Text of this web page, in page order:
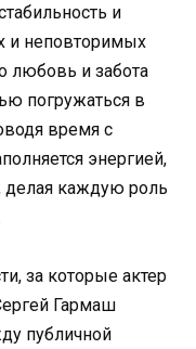
и
и неповторимых
любовь и забота
погружаться в
время с
энергией,
делая каждую роль
за которые актер
Гармаш
публичной